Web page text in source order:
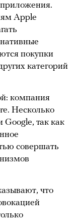
Apple
покупки
категорий
компания
Несколько
Google, так как
совершать
что